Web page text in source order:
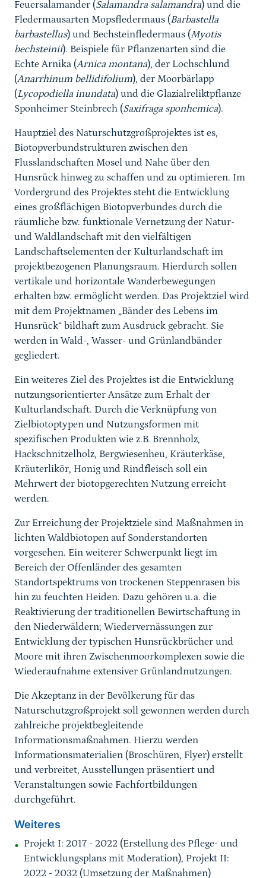
Feuersalamander (Salamandra salamandra) und die
Fledermausarten Mopsfledermaus (Barbastella
barbastellus) und Bechsteinfledermaus (Myotis
bechsteinii). Beispiele für Pflanzenarten sind die
Echte Arnika (Arnica montana), der Lochschlund
(Anarrhinum bellidifolium), der Moorbärlapp
(Lycopodiella inundata) und die Glazialreliktpflanze
Sponheimer Steinbrech (Saxifraga sponhemica).
Hauptziel des Naturschutzgroßprojektes ist es,
Biotopverbundstrukturen zwischen den
Flusslandschaften Mosel und Nahe über den
Hunsrück hinweg zu schaffen und zu optimieren. Im
Vordergrund des Projektes steht die Entwicklung
eines großflächigen Biotopverbundes durch die
räumliche bzw. funktionale Vernetzung der Natur-
und Waldlandschaft mit den vielfältigen
Landschaftselementen der Kulturlandschaft im
projektbezogenen Planungsraum. Hierdurch sollen
vertikale und horizontale Wanderbewegungen
erhalten bzw. ermöglicht werden. Das Projektziel wird
mit dem Projektnamen „Bänder des Lebens im
Hunsrück“ bildhaft zum Ausdruck gebracht. Sie
werden in Wald-, Wasser- und Grünlandbänder
gegliedert.
Ein weiteres Ziel des Projektes ist die Entwicklung
nutzungsorientierter Ansätze zum Erhalt der
Kulturlandschaft. Durch die Verknüpfung von
Zielbiotoptypen und Nutzungsformen mit
spezifischen Produkten wie z.B. Brennholz,
Hackschnitzelholz, Bergwiesenheu, Kräuterkäse,
Kräuterlikör, Honig und Rindfleisch soll ein
Mehrwert der biotopgerechten Nutzung erreicht
werden.
Zur Erreichung der Projektziele sind Maßnahmen in
lichten Waldbiotopen auf Sonderstandorten
vorgesehen. Ein weiterer Schwerpunkt liegt im
Bereich der Offenländer des gesamten
Standortspektrums von trockenen Steppenrasen bis
hin zu feuchten Heiden. Dazu gehören u.a. die
Reaktivierung der traditionellen Bewirtschaftung in
den Niederwäldern; Wiedervernässungen zur
Entwicklung der typischen Hunsrückbrücher und
Moore mit ihren Zwischenmoorkomplexen sowie die
Wiederaufnahme extensiver Grünlandnutzungen.
Die Akzeptanz in der Bevölkerung für das
Naturschutzgroßprojekt soll gewonnen werden durch
zahlreiche projektbegleitende
Informationsmaßnahmen. Hierzu werden
Informationsmaterialien (Broschüren, Flyer) erstellt
und verbreitet, Ausstellungen präsentiert und
Veranstaltungen sowie Fachfortbildungen
durchgeführt.
Weiteres
Projekt I: 2017 - 2022 (Erstellung des Pflege- und
Entwicklungsplans mit Moderation), Projekt II:
2022 - 2032 (Umsetzung der Maßnahmen)